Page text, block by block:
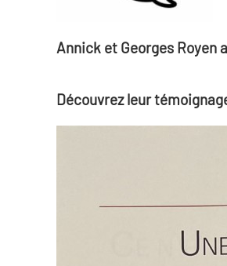
Annick et Georges
Découvrez leur